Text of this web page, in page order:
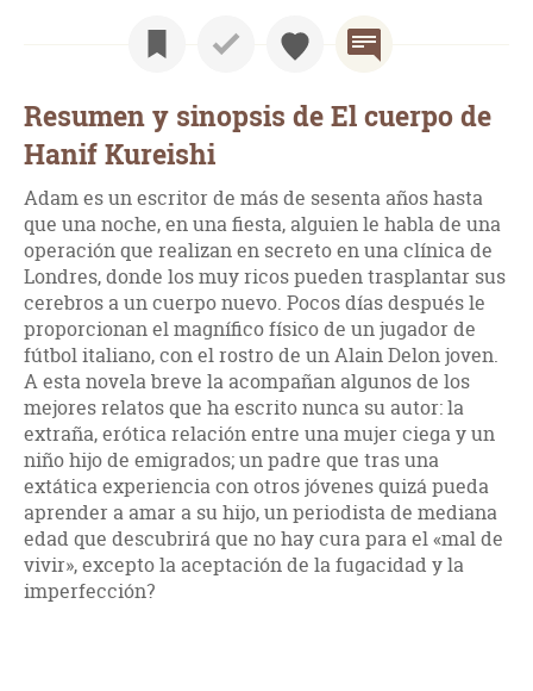
Resumen y sinopsis de El cuerpo de
Hanif Kureishi
Adam es un escritor de más de sesenta años hasta
que una noche, en una fiesta, alguien le habla de una
operación que realizan en secreto en una clínica de
Londres, donde los muy ricos pueden trasplantar sus
cerebros a un cuerpo nuevo. Pocos días después le
proporcionan el magnífico físico de un jugador de
fútbol italiano, con el rostro de un Alain Delon joven.
A esta novela breve la acompañan algunos de los
mejores relatos que ha escrito nunca su autor: la
extraña, erótica relación entre una mujer ciega y un
niño hijo de emigrados; un padre que tras una
extática experiencia con otros jóvenes quizá pueda
aprender a amar a su hijo, un periodista de mediana
edad que descubrirá que no hay cura para el «mal de
vivir», excepto la aceptación de la fugacidad y la
imperfección?